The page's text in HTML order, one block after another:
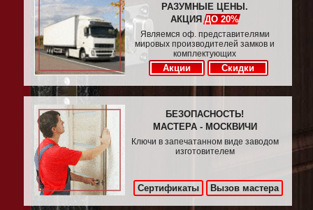
РАЗУМНЫЕ ЦЕНЫ.
АКЦИЯДО 20%
Являемся оф. представителями
мировых производителей замков и
комплектующих
Акции Скидки
БЕЗОПАСНОСТЬ!
МАСТЕРА - МОСКВИЧИ
Ключи в запечатанном виде заводом
изготовителем
Сертификаты Вызов мастера